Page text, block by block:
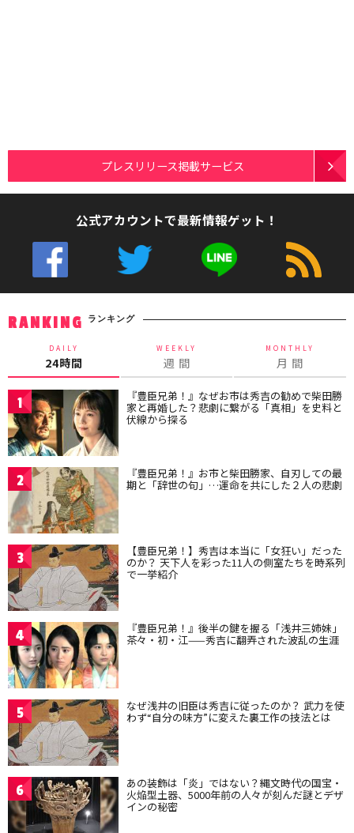
プレスリリース掲載サービス
公式アカウントで最新情報ゲット！
RANKING ランキング
DAILY
24時間
WEEKLY
週 間
MONTHLY
月 間
1 『豊臣兄弟！』なぜお市は秀吉の勧めで柴田勝
家と再婚した？悲劇に繋がる「真相」を史料と
伏線から探る
2 『豊臣兄弟！』お市と柴田勝家、自刃しての最
期と「辞世の句」…運命を共にした２人の悲劇
3 【豊臣兄弟！】秀吉は本当に「女狂い」だった
のか？ 天下人を彩った11人の側室たちを時系列
で一挙紹介
4 『豊臣兄弟！』後半の鍵を握る「浅井三姉妹」
茶々・初・江——秀吉に翻弄された波乱の生涯
5 なぜ浅井の旧臣は秀吉に従ったのか？ 武力を使
わず“自分の味方”に変えた裏工作の技法とは
6 あの装飾は「炎」ではない？縄文時代の国宝・
火焔型土器、5000年前の人々が刻んだ謎とデザ
インの秘密